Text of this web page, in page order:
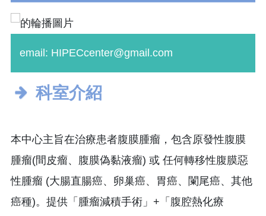
email: HIPECcenter@gmail.com
科室介紹
本中心主旨在治療患者腹膜腫瘤，包含原發性腹膜
腫瘤(間皮瘤、腹膜偽黏液瘤) 或 任何轉移性腹膜惡
性腫瘤 (大腸直腸癌、卵巢癌、胃癌、闌尾癌、其他
癌種)。提供「腫瘤減積手術」+「腹腔熱化療